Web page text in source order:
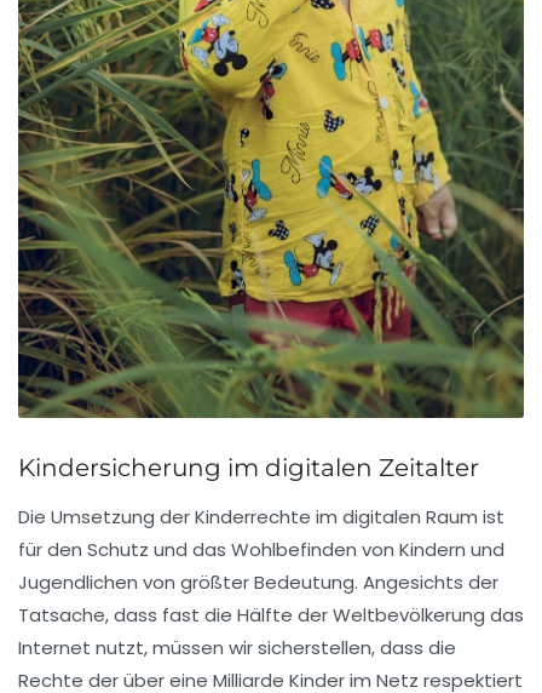
Kindersicherung im digitalen Zeitalter
Die Umsetzung derKinderrechte im digitalen Raum ist
für den Schutz und das Wohlbefinden von Kindern und
Jugendlichen von größter Bedeutung. Angesichts der
Tatsache, dass fast die Hälfte der Weltbevölkerung das
Internet nutzt, müssen wir sicherstellen, dass die
Rechte der übereine Milliarde Kinderim Netz respektiert